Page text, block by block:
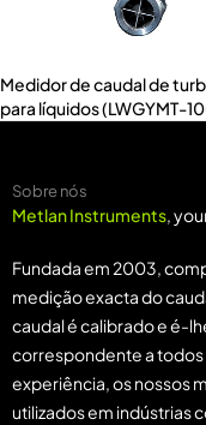
Medidor de caudal de
para líquidos (LWGYMT-
Sobre nós
Metlan Instruments,
Fundada em 2003,
medição exacta do
caudal é calibrado e é-
correspondente a todos
experiência, os nossos
utilizados em indústrias